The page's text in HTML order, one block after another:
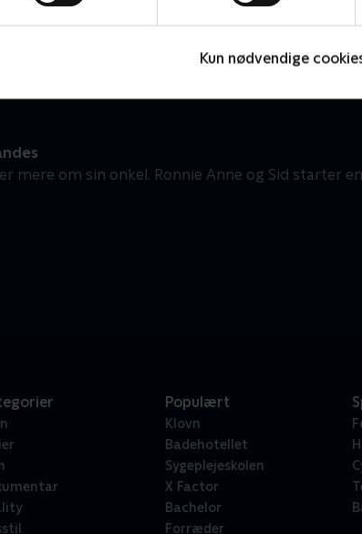
Kun nødvendige
mere om sin onkel. Ronnie Anne og Sid starter
Populært
Klovn
Badehotellet
Sygeplejeskolen
X Factor
Bachelor
Forræder